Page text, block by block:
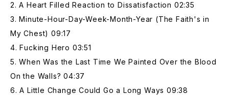
2. A Heart Filled Reaction to Dissatisfaction 02:35
3. Minute-Hour-Day-Week-Month-Year (The Faith's in
My Chest) 09:17
4. Fucking Hero 03:51
5. When Was the Last Time We Painted Over the Blood
On the Walls? 04:37
6. A Little Change Could Go a Long Ways 09:38